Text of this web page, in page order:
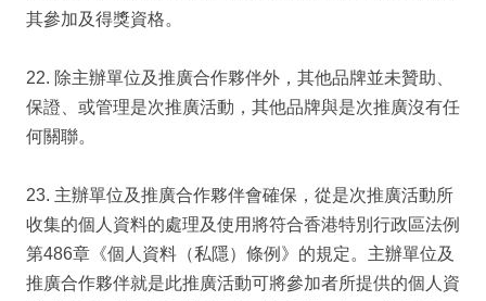
其參加及得獎資格。
22. 除主辦單位及推廣合作夥伴外，其他品牌並未贊助、
保證、或管理是次推廣活動，其他品牌與是次推廣沒有任
何關聯。
23. 主辦單位及推廣合作夥伴會確保，從是次推廣活動所
收集的個人資料的處理及使用將符合香港特別行政區法例
第486章《個人資料（私隱）條例》的規定。主辦單位及
推廣合作夥伴就是此推廣活動可將參加者所提供的個人資